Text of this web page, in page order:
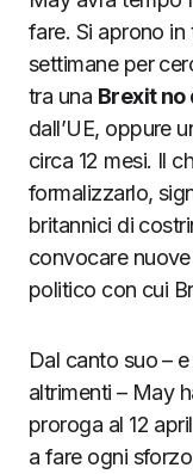
fare. Si aprono
settimane per
tra una Brexit no
dall’UE, oppure
circa 12 mesi. Il
formalizzarlo,
britannici di
convocare
politico con cui
Dal canto suo –
altrimenti – May
proroga al 12
a fare ogni